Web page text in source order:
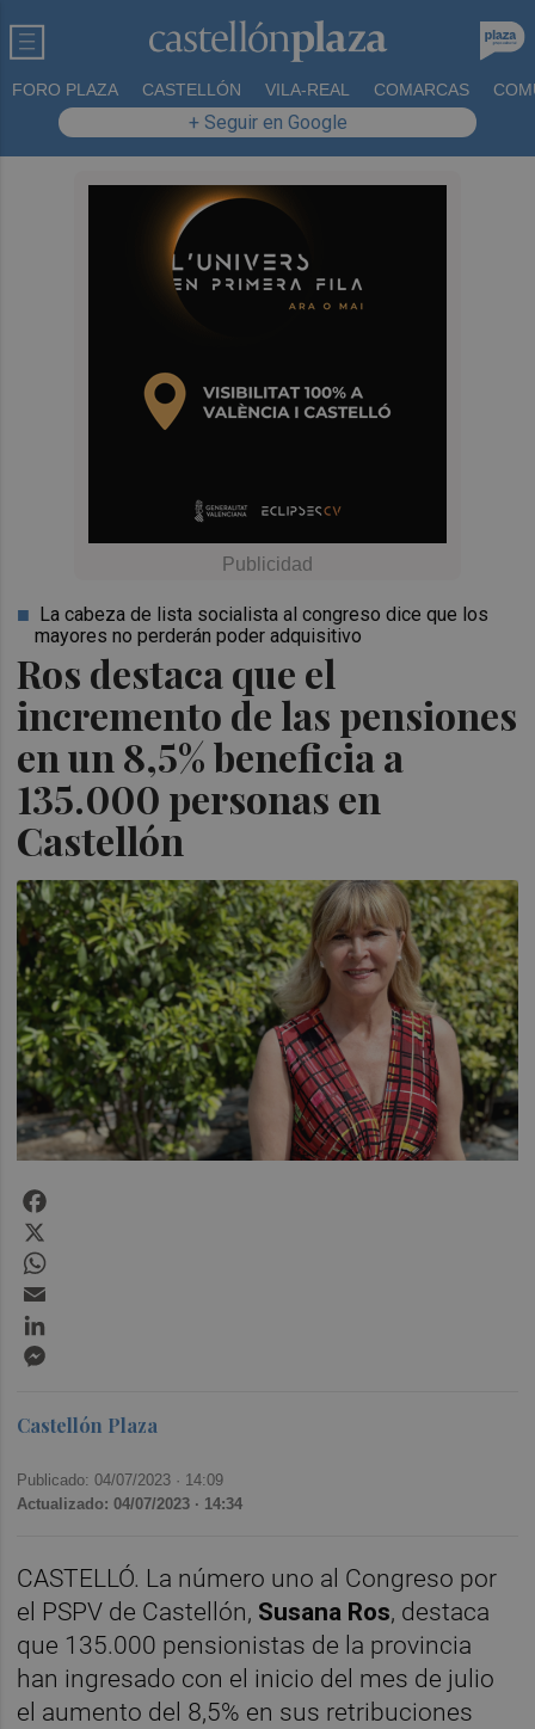
FORO PLAZA CASTELLÓN VILA-REAL COMARCAS
+ Seguir en Google
Ros destaca que el
incremento de las pensiones
en un 8,5% beneficia a
135.000 personas en
Castellón
La cabeza de lista socialista al congreso dice que los
mayores no perderán poder adquisitivo
Castellón Plaza
Publicado: 04/07/2023 · 14:09
Actualizado: 04/07/2023 · 14:34
CASTELLÓ. La número uno al Congreso por
el PSPV de Castellón, Susana Ros, destaca
que 135.000 pensionistas de la provincia
han ingresado con el inicio del mes de julio
el aumento del 8,5% en sus retribuciones